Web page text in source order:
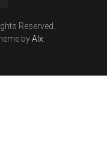
Reserved.
byAlx